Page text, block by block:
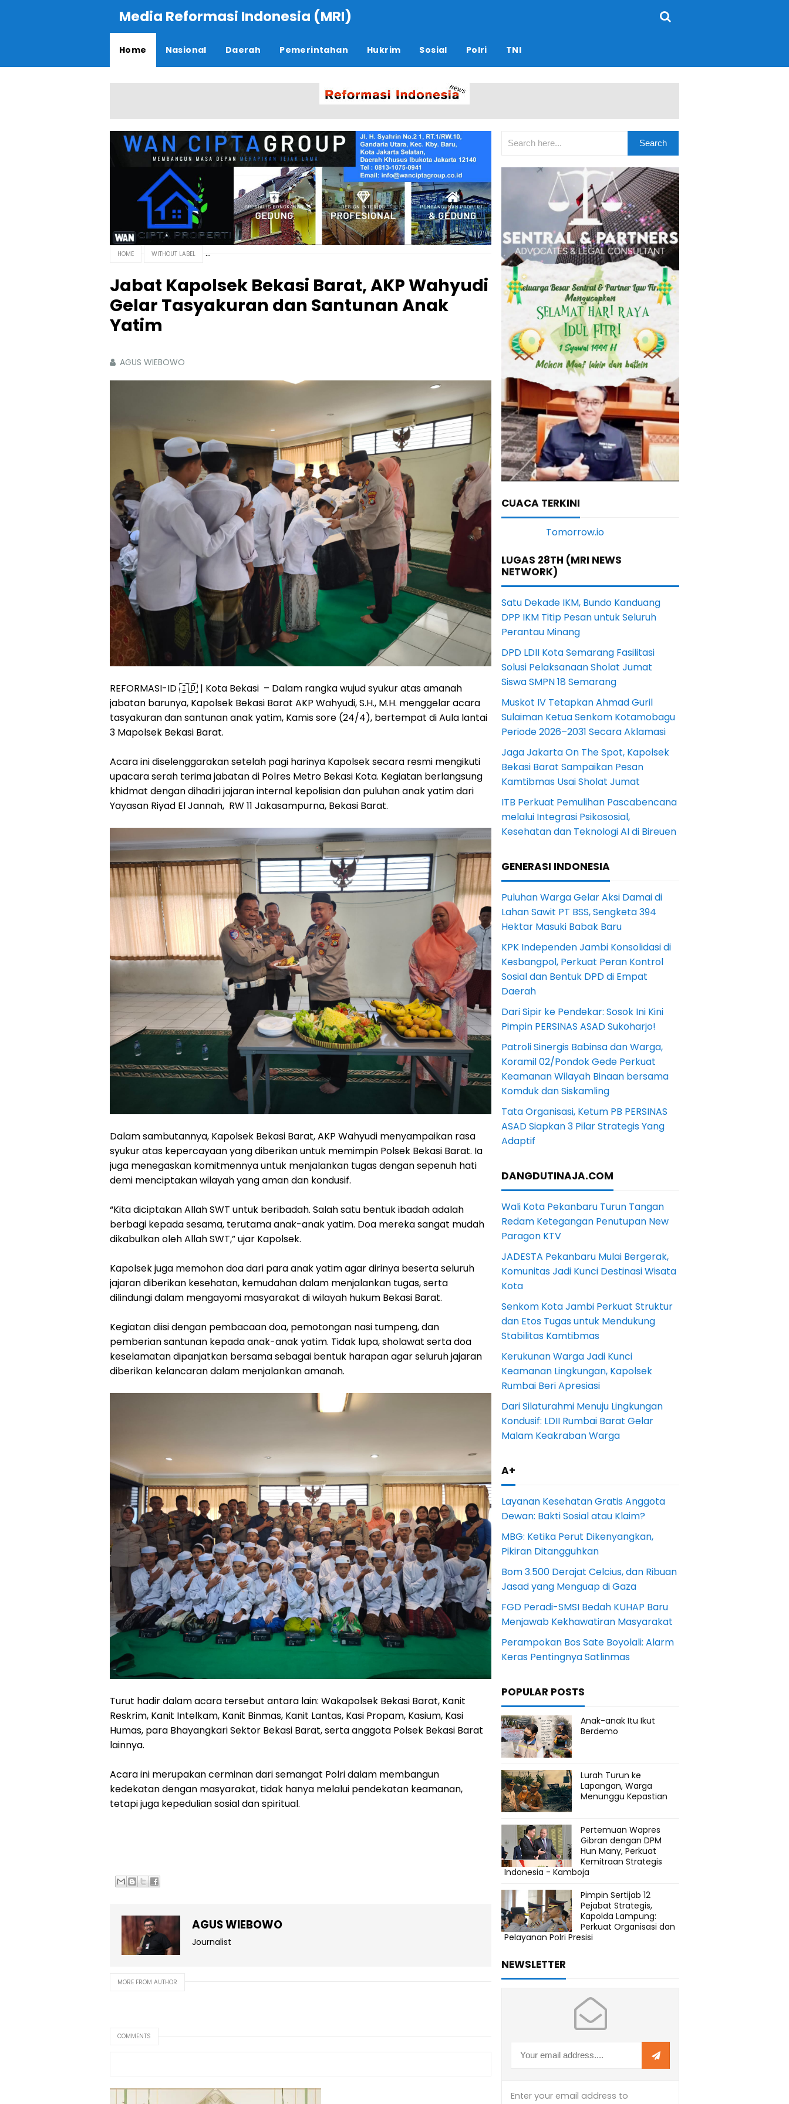
Media Reformasi Indonesia (MRI)
Home Nasional Daerah Pemerintahan Hukrim Sosial Polri TNI
HOME WITHOUT LABEL
Jabat Kapolsek Bekasi Barat, AKP Wahyudi
Gelar Tasyakuran dan Santunan Anak
Yatim
AGUS WIEBOWO
REFORMASI-ID 🇮🇩 | Kota Bekasi – Dalam rangka wujud syukur atas amanah
jabatan barunya, Kapolsek Bekasi Barat AKP Wahyudi, S.H., M.H. menggelar acara
tasyakuran dan santunan anak yatim, Kamis sore (24/4), bertempat di Aula lantai
3 Mapolsek Bekasi Barat.
Acara ini diselenggarakan setelah pagi harinya Kapolsek secara resmi mengikuti
upacara serah terima jabatan di Polres Metro Bekasi Kota. Kegiatan berlangsung
khidmat dengan dihadiri jajaran internal kepolisian dan puluhan anak yatim dari
Yayasan Riyad El Jannah, RW 11 Jakasampurna, Bekasi Barat.
Dalam sambutannya, Kapolsek Bekasi Barat, AKP Wahyudi menyampaikan rasa
syukur atas kepercayaan yang diberikan untuk memimpin Polsek Bekasi Barat. Ia
juga menegaskan komitmennya untuk menjalankan tugas dengan sepenuh hati
demi menciptakan wilayah yang aman dan kondusif.
“Kita diciptakan Allah SWT untuk beribadah. Salah satu bentuk ibadah adalah
berbagi kepada sesama, terutama anak-anak yatim. Doa mereka sangat mudah
dikabulkan oleh Allah SWT,” ujar Kapolsek.
Kapolsek juga memohon doa dari para anak yatim agar dirinya beserta seluruh
jajaran diberikan kesehatan, kemudahan dalam menjalankan tugas, serta
dilindungi dalam mengayomi masyarakat di wilayah hukum Bekasi Barat.
Kegiatan diisi dengan pembacaan doa, pemotongan nasi tumpeng, dan
pemberian santunan kepada anak-anak yatim. Tidak lupa, sholawat serta doa
keselamatan dipanjatkan bersama sebagai bentuk harapan agar seluruh jajaran
diberikan kelancaran dalam menjalankan amanah.
Turut hadir dalam acara tersebut antara lain: Wakapolsek Bekasi Barat, Kanit
Reskrim, Kanit Intelkam, Kanit Binmas, Kanit Lantas, Kasi Propam, Kasium, Kasi
Humas, para Bhayangkari Sektor Bekasi Barat, serta anggota Polsek Bekasi Barat
lainnya.
Acara ini merupakan cerminan dari semangat Polri dalam membangun
kedekatan dengan masyarakat, tidak hanya melalui pendekatan keamanan,
tetapi juga kepedulian sosial dan spiritual.
AGUS WIEBOWO
Journalist
MORE FROM AUTHOR
COMMENTS
CUACA TERKINI
LUGAS 28TH (MRI NEWS
NETWORK)
Satu Dekade IKM, Bundo Kanduang
DPP IKM Titip Pesan untuk Seluruh
Perantau Minang
DPD LDII Kota Semarang Fasilitasi
Solusi Pelaksanaan Sholat Jumat
Siswa SMPN 18 Semarang
Muskot IV Tetapkan Ahmad Guril
Sulaiman Ketua Senkom Kotamobagu
Periode 2026–2031 Secara Aklamasi
Jaga Jakarta On The Spot, Kapolsek
Bekasi Barat Sampaikan Pesan
Kamtibmas Usai Sholat Jumat
ITB Perkuat Pemulihan Pascabencana
melalui Integrasi Psikososial,
Kesehatan dan Teknologi AI di Bireuen
GENERASI INDONESIA
Puluhan Warga Gelar Aksi Damai di
Lahan Sawit PT BSS, Sengketa 394
Hektar Masuki Babak Baru
KPK Independen Jambi Konsolidasi di
Kesbangpol, Perkuat Peran Kontrol
Sosial dan Bentuk DPD di Empat
Daerah
Dari Sipir ke Pendekar: Sosok Ini Kini
Pimpin PERSINAS ASAD Sukoharjo!
Patroli Sinergis Babinsa dan Warga,
Koramil 02/Pondok Gede Perkuat
Keamanan Wilayah Binaan bersama
Komduk dan Siskamling
Tata Organisasi, Ketum PB PERSINAS
ASAD Siapkan 3 Pilar Strategis Yang
Adaptif
DANGDUTINAJA.COM
Wali Kota Pekanbaru Turun Tangan
Redam Ketegangan Penutupan New
Paragon KTV
JADESTA Pekanbaru Mulai Bergerak,
Komunitas Jadi Kunci Destinasi Wisata
Kota
Senkom Kota Jambi Perkuat Struktur
dan Etos Tugas untuk Mendukung
Stabilitas Kamtibmas
Kerukunan Warga Jadi Kunci
Keamanan Lingkungan, Kapolsek
Rumbai Beri Apresiasi
Dari Silaturahmi Menuju Lingkungan
Kondusif: LDII Rumbai Barat Gelar
Malam Keakraban Warga
A+
Layanan Kesehatan Gratis Anggota
Dewan: Bakti Sosial atau Klaim?
MBG: Ketika Perut Dikenyangkan,
Pikiran Ditangguhkan
Bom 3.500 Derajat Celcius, dan Ribuan
Jasad yang Menguap di Gaza
FGD Peradi-SMSI Bedah KUHAP Baru
Menjawab Kekhawatiran Masyarakat
Perampokan Bos Sate Boyolali: Alarm
Keras Pentingnya Satlinmas
POPULAR POSTS
Anak-anak Itu Ikut
Berdemo
Lurah Turun ke
Lapangan, Warga
Menunggu Kepastian
Pertemuan Wapres
Gibran dengan DPM
Hun Many, Perkuat
Kemitraan Strategis
Indonesia - Kamboja
Pimpin Sertijab 12
Pejabat Strategis,
Kapolda Lampung:
Perkuat Organisasi dan
Pelayanan Polri Presisi
NEWSLETTER